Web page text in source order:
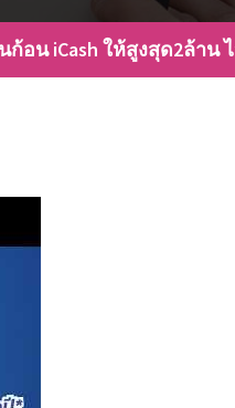
อน iCash ให้สูงสุด2ล้าน